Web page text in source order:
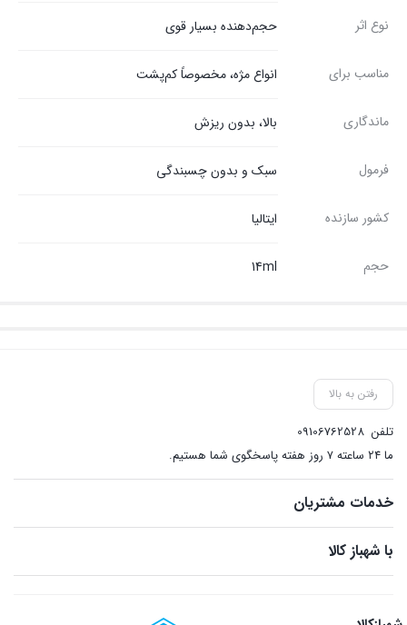
نوع اثر حجم‌دهنده بسیار قوی
مناسب برای انواع مژه، مخصوصاً کم‌پشت
ماندگاری بالا، بدون ریزش
فرمول سبک و بدون چسبندگی
کشور سازنده ایتالیا
حجم 14ml
رفتن به بالا
تلفن 09106762528
ما ۲۴ ساعته ۷ روز هفته پاسخگوی شما هستیم.
خدمات مشتریان
با شهباز کالا